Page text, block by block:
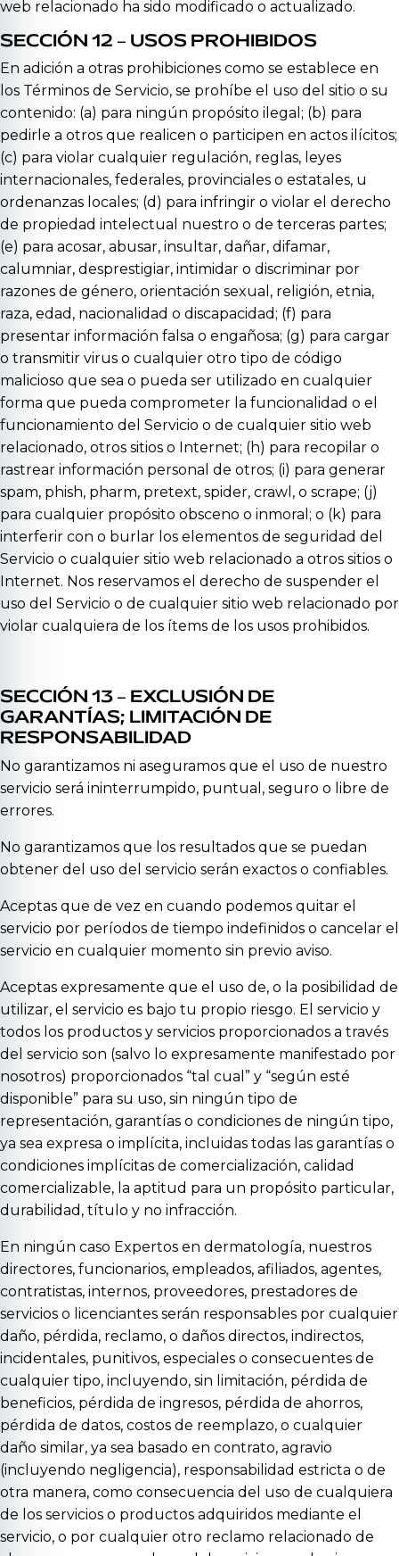
web relacionado ha sido modificado o actualizado.
SECCIÓN 12 – USOS PROHIBIDOS
En adición a otras prohibiciones como se establece en
los Términos de Servicio, se prohíbe el uso del sitio o su
contenido: (a) para ningún propósito ilegal; (b) para
pedirle a otros que realicen o participen en actos ilícitos;
(c) para violar cualquier regulación, reglas, leyes
internacionales, federales, provinciales o estatales, u
ordenanzas locales; (d) para infringir o violar el derecho
de propiedad intelectual nuestro o de terceras partes;
(e) para acosar, abusar, insultar, dañar, difamar,
calumniar, desprestigiar, intimidar o discriminar por
razones de género, orientación sexual, religión, etnia,
raza, edad, nacionalidad o discapacidad; (f) para
presentar información falsa o engañosa; (g) para cargar
o transmitir virus o cualquier otro tipo de código
malicioso que sea o pueda ser utilizado en cualquier
forma que pueda comprometer la funcionalidad o el
funcionamiento del Servicio o de cualquier sitio web
relacionado, otros sitios o Internet; (h) para recopilar o
rastrear información personal de otros; (i) para generar
spam, phish, pharm, pretext, spider, crawl, o scrape; (j)
para cualquier propósito obsceno o inmoral; o (k) para
interferir con o burlar los elementos de seguridad del
Servicio o cualquier sitio web relacionado a otros sitios o
Internet. Nos reservamos el derecho de suspender el
uso del Servicio o de cualquier sitio web relacionado por
violar cualquiera de los ítems de los usos prohibidos.
SECCIÓN 13 – EXCLUSIÓN DE
GARANTÍAS; LIMITACIÓN DE
RESPONSABILIDAD
No garantizamos ni aseguramos que el uso de nuestro
servicio será ininterrumpido, puntual, seguro o libre de
errores.
No garantizamos que los resultados que se puedan
obtener del uso del servicio serán exactos o confiables.
Aceptas que de vez en cuando podemos quitar el
servicio por períodos de tiempo indefinidos o cancelar el
servicio en cualquier momento sin previo aviso.
Aceptas expresamente que el uso de, o la posibilidad de
utilizar, el servicio es bajo tu propio riesgo. El servicio y
todos los productos y servicios proporcionados a través
del servicio son (salvo lo expresamente manifestado por
nosotros) proporcionados “tal cual” y “según esté
disponible” para su uso, sin ningún tipo de
representación, garantías o condiciones de ningún tipo,
ya sea expresa o implícita, incluidas todas las garantías o
condiciones implícitas de comercialización, calidad
comercializable, la aptitud para un propósito particular,
durabilidad, título y no infracción.
En ningún caso Expertos en dermatología, nuestros
directores, funcionarios, empleados, afiliados, agentes,
contratistas, internos, proveedores, prestadores de
servicios o licenciantes serán responsables por cualquier
daño, pérdida, reclamo, o daños directos, indirectos,
incidentales, punitivos, especiales o consecuentes de
cualquier tipo, incluyendo, sin limitación, pérdida de
beneficios, pérdida de ingresos, pérdida de ahorros,
pérdida de datos, costos de reemplazo, o cualquier
daño similar, ya sea basado en contrato, agravio
(incluyendo negligencia), responsabilidad estricta o de
otra manera, como consecuencia del uso de cualquiera
de los servicios o productos adquiridos mediante el
servicio, o por cualquier otro reclamo relacionado de